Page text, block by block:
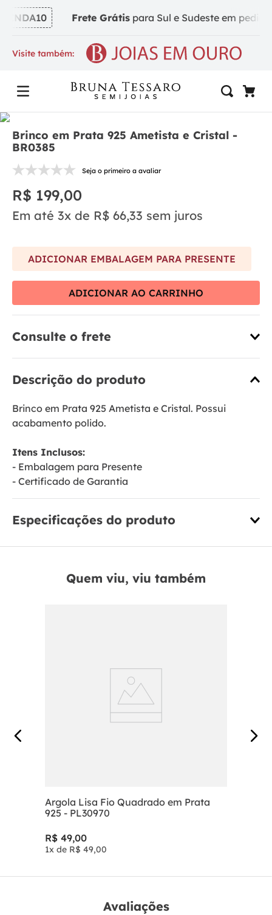
Frete Grátispara Sul e Sudeste em pedidos
Visite também:
Brinco em Prata 925 Ametista e Cristal -
BR0385
Seja o primeiro a avaliar
R$ 199,00
Em até 3x de R$ 66,33 sem juros
ADICIONAR EMBALAGEM PARA PRESENTE
ADICIONAR AO CARRINHO
Consulte o frete
Descrição do produto
Brinco em Prata 925 Ametista e Cristal. Possui
acabamento polido.
Itens Inclusos:
- Embalagem para Presente
- Certificado de Garantia
Especificações do produto
Quem viu, viu também
Argola Lisa Fio Quadrado em Prata
925 - PL30970
R$ 49,00
1x de R$ 49,00
Avaliações